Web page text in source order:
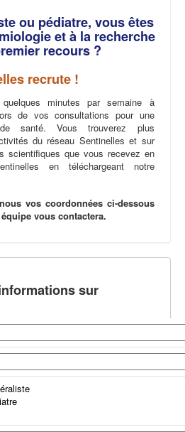
ou pédiatre, vous êtes
et à la recherche
recours ?
recrute !
minutes par semaine à
de vos consultations pour une
santé. Vous trouverez plus
du réseau Sentinelles et sur
scientifiques que vous recevez en
en téléchargeant notre
vos coordonnées ci-dessous
vous contactera.
sur